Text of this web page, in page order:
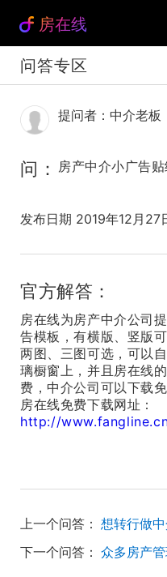
房在线
问答专区
提问者：中介老板
问： 房产中介小广告
发布日期 2019年12月27
官方解答：
房在线为房产中介公司
告模板，有横版、竖版
两图、三图可选，可以
璃橱窗上，并且房在线
费，中介公司可以下载免
房在线免费下载网址：
http://
上一个问答： 想转行做
下一个问答： 众多房产